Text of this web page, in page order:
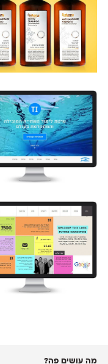
מה עושים פה?